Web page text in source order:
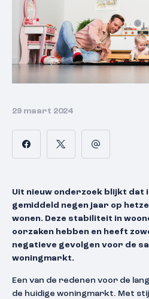
29 maart 2024
Uit nieuw onderzoek blijkt dat
gemiddeld negen jaar op
wonen. Deze stabiliteit in
oorzaken hebben en heeft
negatieve gevolgen voor de
woningmarkt.
Een van de redenen voor de
de huidige woningmarkt. Met